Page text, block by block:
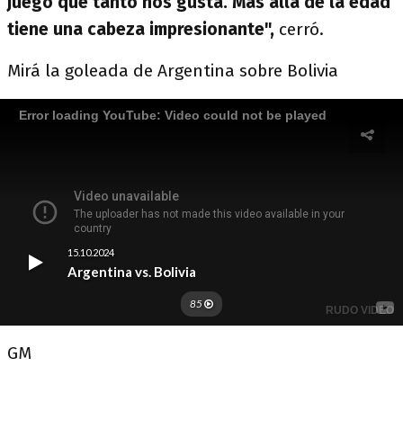
tiene una cabeza impresionante", cerró.
Mirá la goleada de Argentina sobre Bolivia
GM